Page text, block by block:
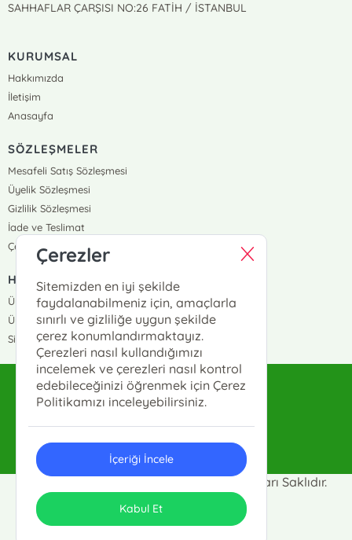
SAHHAFLAR ÇARŞISI NO:26 FATİH / İSTANBUL
KURUMSAL
Hakkımızda
İletişim
Anasayfa
SÖZLEŞMELER
Mesafeli Satış Sözleşmesi
Üyelik Sözleşmesi
Gizlilik Sözleşmesi
İade ve Teslimat
Çerez Politikası
HIZLI ERİŞİM
Üye Ol
Üye Giriş
Sipariş Takip
sahhaflar@sahhaflar.com
0(212)512-62-63
Sahhaflar Kitap Sarayı © 2025 Tüm Hakları Saklıdır.
Tasarım & Uygulama
Çerezler
Sitemizden en iyi şekilde
faydalanabilmeniz için, amaçlarla
sınırlı ve gizliliğe uygun şekilde
çerez konumlandırmaktayız.
Çerezleri nasıl kullandığımızı
incelemek ve çerezleri nasıl kontrol
edebileceğinizi öğrenmek için Çerez
Politikamızı inceleyebilirsiniz.
İçeriği İncele
Kabul Et